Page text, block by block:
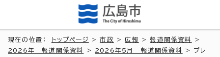
現在の位置： トップページ >市政 >広報 >報道関係資料
>
2026年 報道関係資料
> 2026年5月 報道関係資料
> プレ